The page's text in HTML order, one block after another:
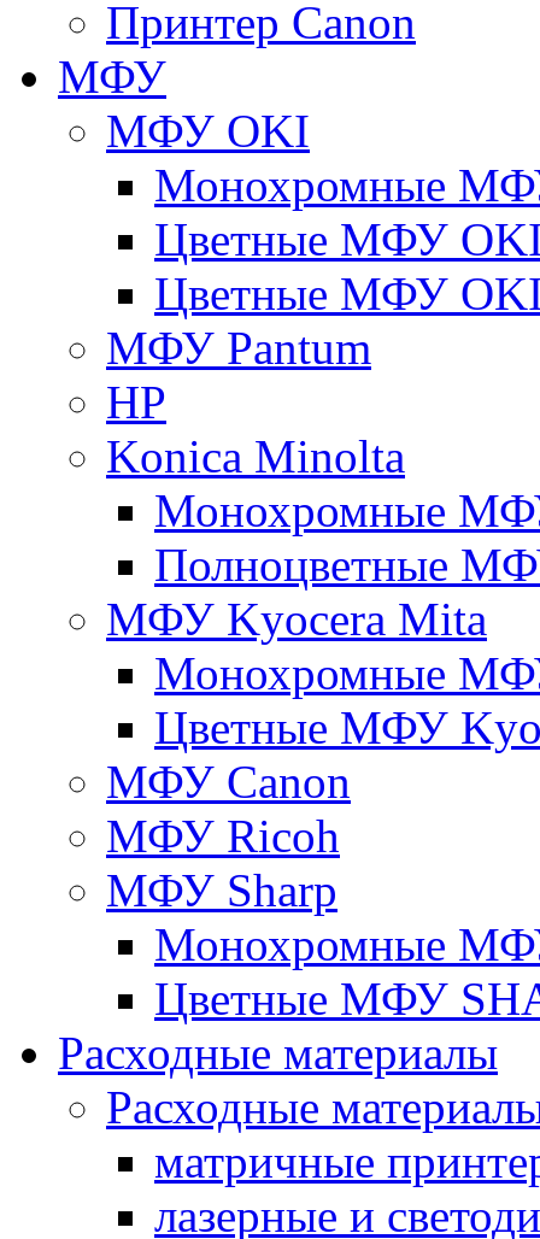
Принтер Canon
МФУ
МФУ OKI
Монохромные
Цветные МФУ
Цветные МФУ
МФУ Pantum
HP
Konica Minolta
Монохромные
Полноцветные
МФУ Kyocera Mita
Монохромные
Цветные МФУ
МФУ Canon
МФУ Ricoh
МФУ Sharp
Монохромные
Цветные МФУ
Расходные материалы
Расходные
матричные
лазерные и